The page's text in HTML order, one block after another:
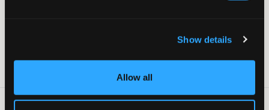
Show details
Allow all
Waschtipps